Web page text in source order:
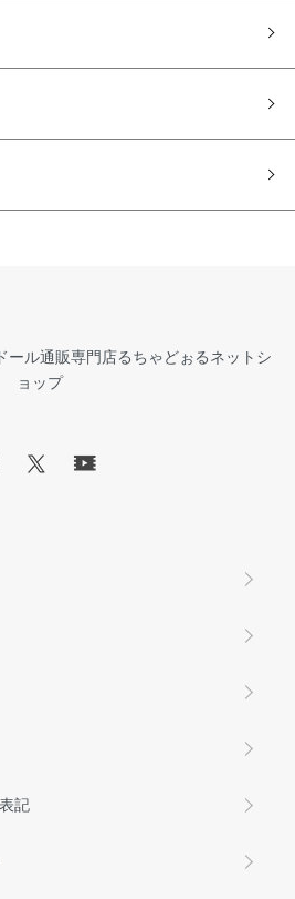
ール通販専門店るちゃどぉるネットシ
ョップ
記